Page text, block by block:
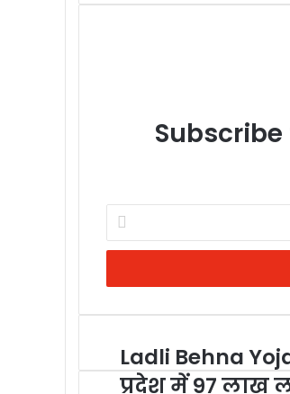
your
Email
Ladli Behna
प्रदेश में 97 लाख